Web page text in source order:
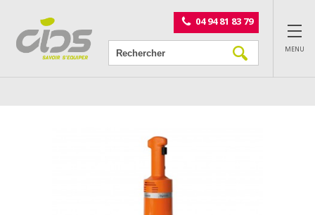
04 94 81 83 79
MENU